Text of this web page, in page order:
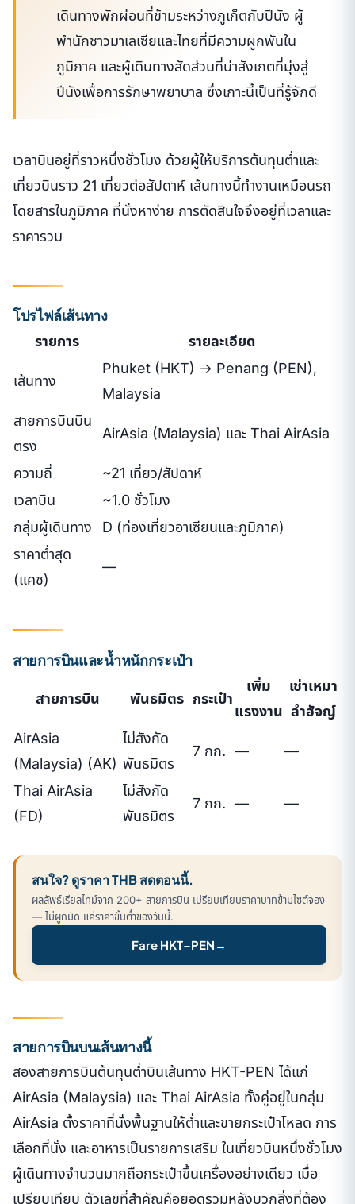
เดินทางพักผ่อนที่ข้ามระหว่างภูเก็ตกับปีนัง ผู้
พำนักชาวมาเลเซียและไทยที่มีความผูกพันใน
ภูมิภาค และผู้เดินทางสัดส่วนที่น่าสังเกตที่มุ่งสู่
ปีนังเพื่อการรักษาพยาบาล ซึ่งเกาะนี้เป็นที่รู้จักดี
เวลาบินอยู่ที่ราวหนึ่งชั่วโมง ด้วยผู้ให้บริการต้นทุนต่ำและ
เที่ยวบินราว 21 เที่ยวต่อสัปดาห์ เส้นทางนี้ทำงานเหมือนรถ
โดยสารในภูมิภาค ที่นั่งหาง่าย การตัดสินใจจึงอยู่ที่เวลาและ
ราคารวม
โปรไฟล์เส้นทาง
รายการ รายละเอียด
เส้นทาง
Phuket (HKT) → Penang (PEN),
Malaysia
สายการบินบิน
ตรง
AirAsia (Malaysia) และ Thai AirAsia
ความถี่
~21 เที่ยว/สัปดาห์
เวลาบิน
~1.0 ชั่วโมง
กลุ่มผู้เดินทาง
D (ท่องเที่ยวอาเซียนและภูมิภาค)
ราคาต่ำสุด
(แคช)
—
สายการบินและน้ำหนักกระเป๋า
สายการบิน พันธมิตร กระเป๋า
เพิ่ม
แรงงาน
เช่าเหมา
ลำฮัจญ์
AirAsia
(Malaysia) (AK)
ไม่สังกัด
พันธมิตร
7 กก. — —
Thai AirAsia
(FD)
ไม่สังกัด
พันธมิตร
7 กก. — —
สนใจ? ดูราคา THB สดตอนนี้.
ผลลัพธ์เรียลไทม์จาก 200+ สายการบิน เปรียบเทียบราคาบาทข้ามไซต์จอง
— ไม่ผูกมัด แค่ราคาขั้นต่ำของวันนี้.
Fare HKT–PEN →
สายการบินบนเส้นทางนี้
สองสายการบินต้นทุนต่ำบินเส้นทาง HKT-PEN ได้แก่
AirAsia (Malaysia) และ Thai AirAsia ทั้งคู่อยู่ในกลุ่ม
AirAsia ตั้งราคาที่นั่งพื้นฐานให้ต่ำและขายกระเป๋าโหลด การ
เลือกที่นั่ง และอาหารเป็นรายการเสริม ในเที่ยวบินหนึ่งชั่วโมง
ผู้เดินทางจำนวนมากถือกระเป๋าขึ้นเครื่องอย่างเดียว เมื่อ
เปรียบเทียบ ตัวเลขที่สำคัญคือยอดรวมหลังบวกสิ่งที่ต้อง